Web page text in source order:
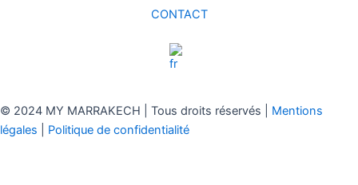
CONTACT
© 2024 MY MARRAKECH | Tous droits réservés | Mentions
légales
Politique de confidentialité